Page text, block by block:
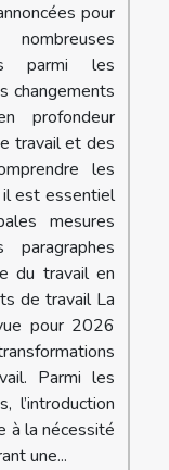
pour
parmi les
changements
profondeur
travail et des
les
est essentiel
mesures
du travail en
de travail La
pour 2026
Parmi les
l’introduction
à la nécessité
une...